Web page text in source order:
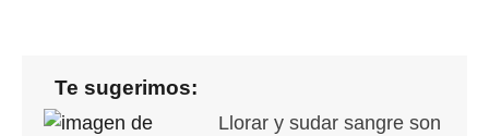
Te sugerimos:
Llorar y sudar sangre son